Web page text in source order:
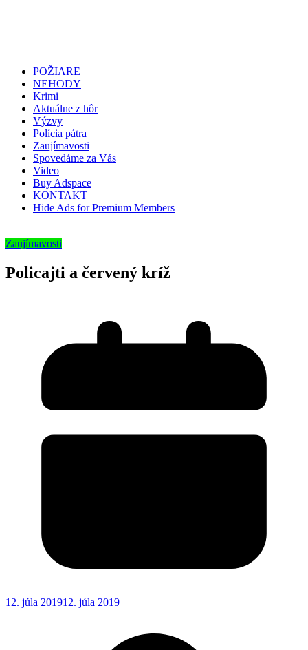
POŽIARE
NEHODY
Krimi
Aktuálne z hôr
Výzvy
Polícia pátra
Zaujímavosti
Spovedáme za Vás
Video
Buy Adspace
KONTAKT
Hide Ads for Premium Members
Zaujímavosti
Policajti a červený kríž
12. júla 201912. júla 2019